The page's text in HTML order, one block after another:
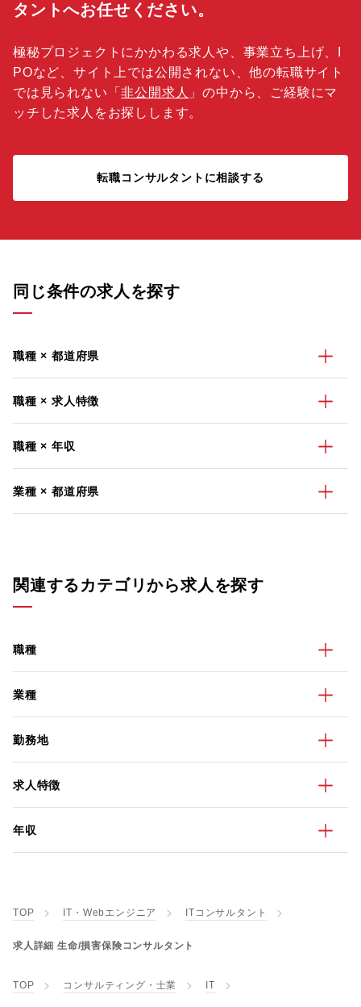
タントへお任せください。
極秘プロジェクトにかかわる求人や、事業立ち上げ、I
POなど、サイト上では公開されない、他の転職サイト
では見られない「非公開求人 」の中から、ご経験にマ
ッチした求人をお探しします。
転職コンサルタントに相談する
同じ条件の求人を探す
職種 × 都道府県
職種 × 求人特徴
職種 × 年収
業種 × 都道府県
関連するカテゴリから求人を探す
職種
業種
勤務地
求人特徴
年収
TOP IT・Webエンジニア ITコンサルタント
求人詳細 生命/損害保険コンサルタント
TOP コンサルティング・士業 IT